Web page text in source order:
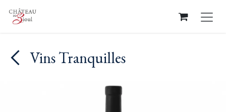
Se rendre au contenu
Vins Tranquilles